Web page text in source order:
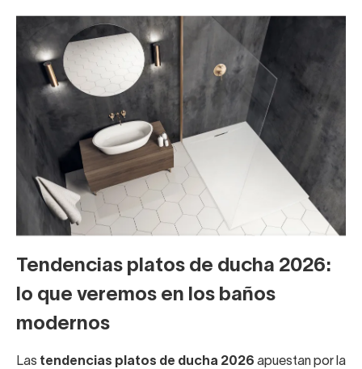
Tendencias platos de ducha 2026:
lo que veremos en los baños
modernos
Las tendencias platos de ducha 2026 apuestan por la